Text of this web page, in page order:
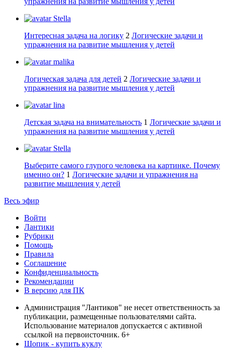
Stella
Интересная задача на логику 2 Логические задачи и
упражнения на развитие мышления у детей
malika
Логическая задача для детей 2 Логические задачи и
упражнения на развитие мышления у детей
lina
Детская задача на внимательность 1 Логические задачи и
упражнения на развитие мышления у детей
Stella
Выберите самого глупого человека на картинке. Почему
именно он? 1 Логические задачи и упражнения на
развитие мышления у детей
Весь эфир
Войти
Лантики
Рубрики
Помощь
Правила
Соглашение
Конфиденциальность
Рекомендации
В версию для ПК
Администрация "Лантиков" не несет ответственность за
публикации, размещенные пользователями сайта.
Использование материалов допускается с активной
ссылкой на первоисточник. 6+
Шопик - купить куклу